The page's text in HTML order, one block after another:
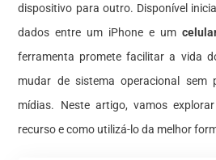
dispositivo para outro. Disponível
dados entre um iPhone e um
ferramenta promete facilitar a vida
mudar de sistema operacional sem
mídias. Neste artigo, vamos
recurso e como utilizá-lo da melhor